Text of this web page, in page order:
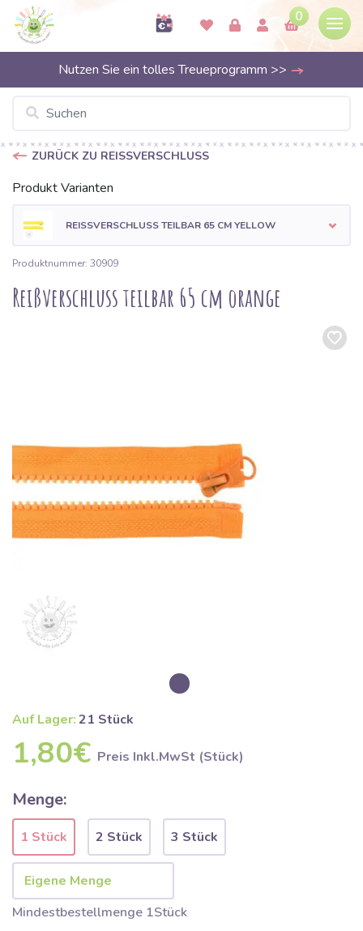
0
Nutzen Sie ein tolles Treueprogramm >>
ZURÜCK ZU REISSVERSCHLUSS
Produkt Varianten
REISSVERSCHLUSS TEILBAR 65 CM YELLOW
Produktnummer: 30909
Reißverschluss teilbar 65 cm orange
Auf Lager:21 Stück
1,80€ Preis Inkl.MwSt (Stück)
Menge:
1 Stück 2 Stück 3 Stück
Mindestbestellmenge 1Stück